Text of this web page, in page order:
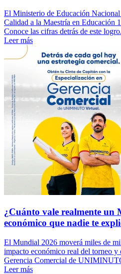
El Ministerio de Educación
Calidad a la Maestría en
Conoce las cifras detrás de este logro.
Leer más
¿Cuánto vale realmente un
económico que nadie te
El Mundial 2026 moverá miles de
impacto económico real del torneo y
Gerencia Comercial de
Leer más